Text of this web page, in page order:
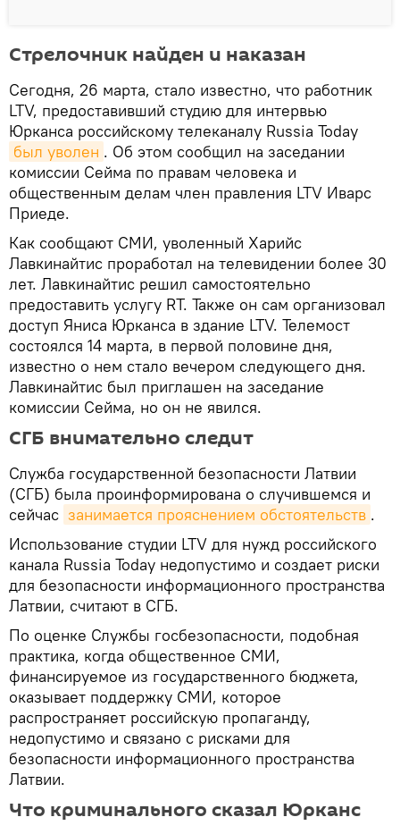
Стрелочник найден и наказан
Сегодня, 26 марта, стало известно, что работник
LTV, предоставивший студию для интервью
Юрканса российскому телеканалу Russia Today
был уволен . Об этом сообщил на заседании
комиссии Сейма по правам человека и
общественным делам член правления LTV Иварc
Приеде.
Как сообщают СМИ, уволенный Харийс
Лавкинайтис проработал на телевидении более 30
лет. Лавкинайтис решил самостоятельно
предоставить услугу RT. Также он сам организовал
доступ Яниса Юрканса в здание LTV. Телемост
состоялся 14 марта, в первой половине дня,
известно о нем стало вечером следующего дня.
Лавкинайтис был приглашен на заседание
комиссии Сейма, но он не явился.
СГБ внимательно следит
Служба государственной безопасности Латвии
(СГБ) была проинформирована о случившемся и
сейчас занимается прояснением обстоятельств .
Использование студии LTV для нужд российского
канала Russia Today недопустимо и создает риски
для безопасности информационного пространства
Латвии, считают в СГБ.
По оценке Службы госбезопасности, подобная
практика, когда общественное СМИ,
финансируемое из государственного бюджета,
оказывает поддержку СМИ, которое
распространяет российскую пропаганду,
недопустимо и связано с рисками для
безопасности информационного пространства
Латвии.
Что криминального сказал Юрканс